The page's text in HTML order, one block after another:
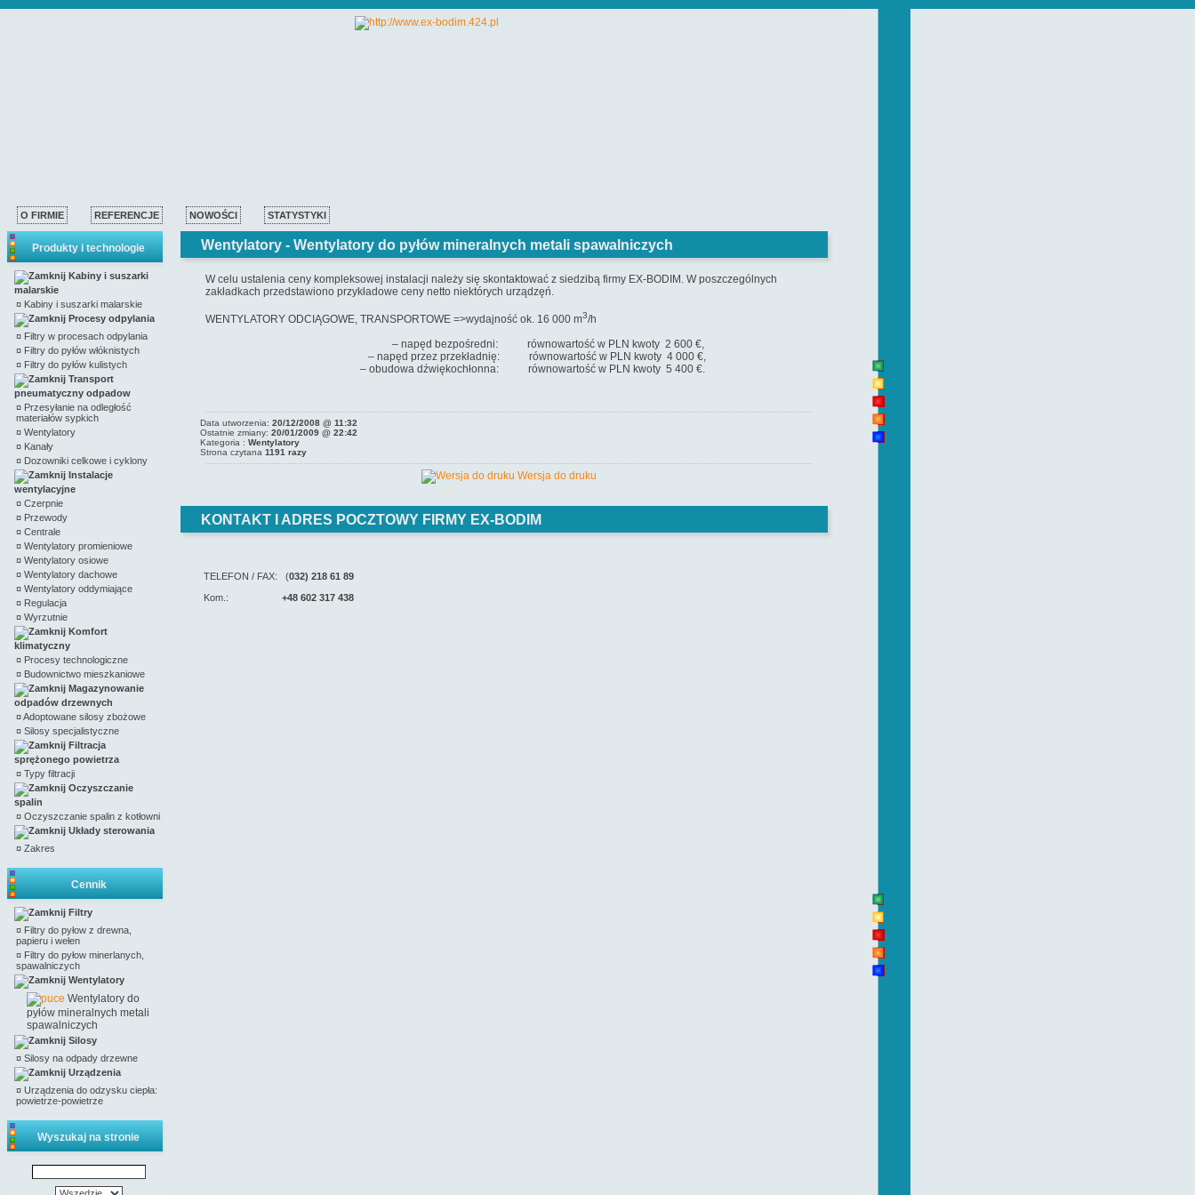
O FIRMIE REFERENCJE NOWOŚCI STATYSTYKI
Produkty i technologie
Kabiny i suszarki
malarskie
¤ Kabiny i suszarki malarskie
Procesy odpylania
¤ Filtry w procesach odpylania
¤ Filtry do pyłów włóknistych
¤ Filtry do pyłów kulistych
Transport
pneumatyczny odpadow
¤ Przesyłanie na odległość
materiałów sypkich
¤ Wentylatory
¤ Kanały
¤ Dozowniki celkowe i cyklony
Instalacje
wentylacyjne
¤ Czerpnie
¤ Przewody
¤ Centrale
¤ Wentylatory promieniowe
¤ Wentylatory osiowe
¤ Wentylatory dachowe
¤ Wentylatory oddymiające
¤ Regulacja
¤ Wyrzutnie
Komfort
klimatyczny
¤ Procesy technologiczne
¤ Budownictwo mieszkaniowe
Magazynowanie
odpadów drzewnych
¤Adoptowane silosy zbożowe
¤ Silosy specjalistyczne
Filtracja
sprężonego powietrza
¤ Typy filtracji
Oczyszczanie
spalin
¤ Oczyszczanie spalin z kotłowni
Układy sterowania
¤ Zakres
Cennik
Filtry
¤ Filtry do pyłow z drewna,
papieru i wełen
¤ Filtry do pyłow minerlanych,
spawalniczych
Wentylatory
Wentylatory do
pyłów mineralnych metali
spawalniczych
Silosy
¤ Silosy na odpady drzewne
Urządzenia
¤ Urządzenia do odzysku ciepła:
powietrze-powietrze
Wyszukaj na stronie
Wentylatory - Wentylatory do pyłów mineralnych metali spawalniczych
W celu ustalenia ceny kompleksowej instalacji należy się skontaktować z siedzibą firmy EX-BODIM. W poszczególnych
zakładkach przedstawiono przykładowe ceny netto niektórych urządzęń.
WENTYLATORY ODCIĄGOWE, TRANSPORTOWE =>wydajność ok. 16 000 m3/h
– napęd bezpośredni: równowartość w PLN kwoty 2 600 €,
– napęd przez przekładnię: równowartość w PLN kwoty 4 000 €,
– obudowa dźwiękochłonna: równowartość w PLN kwoty 5 400 €.
Data utworzenia: 20/12/2008 @ 11:32
Ostatnie zmiany: 20/01/2009 @ 22:42
Kategoria : Wentylatory
Strona czytana 1191 razy
Wersja do druku
KONTAKT I ADRES POCZTOWY FIRMY EX-BODIM
TELEFON / FAX: (032) 218 61 89
Kom.: +48 602 317 438